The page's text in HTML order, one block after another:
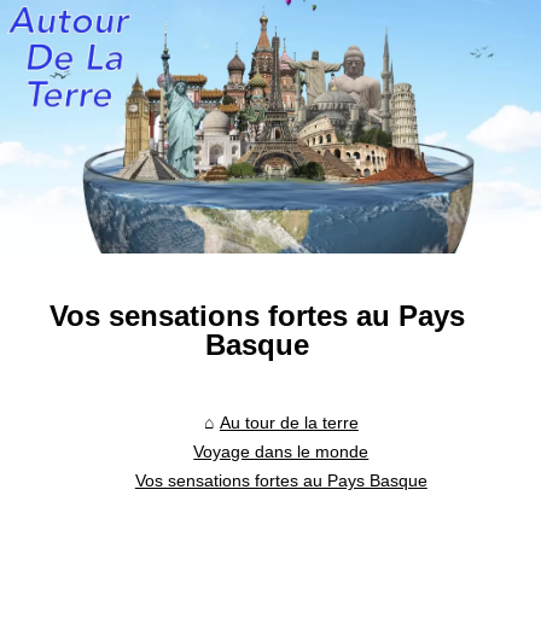
Vos sensations fortes au Pays
Basque
Au tour de la terre
Voyage dans le monde
Vos sensations fortes au Pays Basque